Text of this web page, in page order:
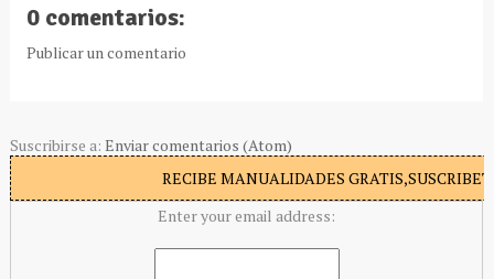
0 comentarios:
Publicar un comentario
Suscribirse a: Enviar comentarios (Atom)
RECIBE MANUALIDADES
Enter your email address: